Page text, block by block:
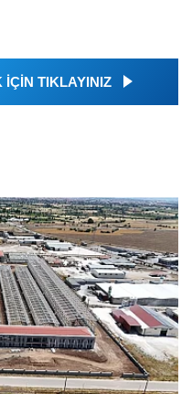
İÇİN TIKLAYINIZ